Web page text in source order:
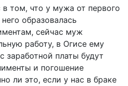
в том, что у мужа от первого
образовалась
сейчас муж
работу, в Огисе ему
заработной платы будут
и погошение
ли это, если у нас в браке